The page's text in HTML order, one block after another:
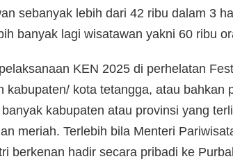
sebanyak lebih dari 42 ribu dalam 3
banyak lagi wisatawan yakni 60 ribu
KEN 2025 di perhelatan
kabupaten/ kota tetangga, atau bahkan
kabupaten atau provinsi yang
meriah. Terlebih bila Menteri
berkenan hadir secara pribadi ke